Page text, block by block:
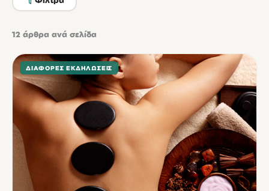
12 άρθρα ανά σελίδα
ΔΙΆΦΟΡΕΣ ΕΚΔΗΛΏΣΕΙΣ